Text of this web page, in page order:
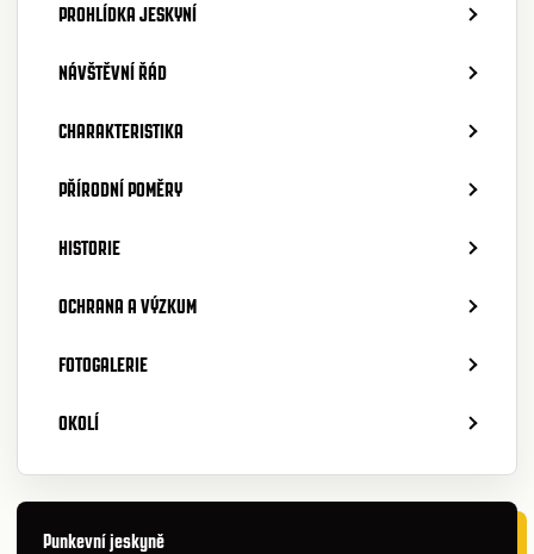
PROHLÍDKA JESKYNÍ
NÁVŠTĚVNÍ ŘÁD
CHARAKTERISTIKA
PŘÍRODNÍ POMĚRY
HISTORIE
OCHRANA A VÝZKUM
FOTOGALERIE
OKOLÍ
Punkevní jeskyně